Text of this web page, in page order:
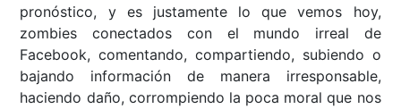
pronóstico, y es justamente lo que vemos hoy,
zombies conectados con el mundo irreal de
Facebook, comentando, compartiendo, subiendo o
bajando información de manera irresponsable,
haciendo daño, corrompiendo la poca moral que nos